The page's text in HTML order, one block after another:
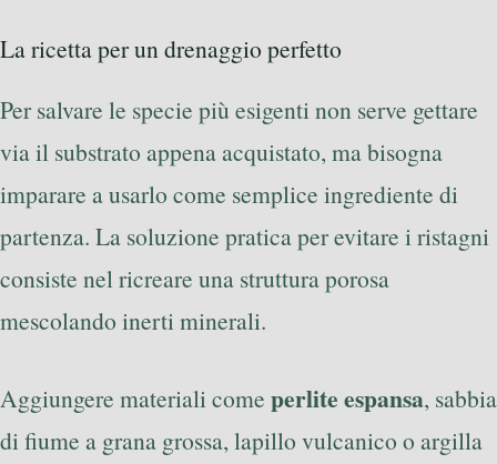
La ricetta per un drenaggio perfetto
Per salvare le specie più esigenti non serve gettare
via il substrato appena acquistato, ma bisogna
imparare a usarlo come semplice ingrediente di
partenza. La soluzione pratica per evitare i ristagni
consiste nel ricreare una struttura porosa
mescolando inerti minerali.
Aggiungere materiali come perlite espansa, sabbia
di fiume a grana grossa, lapillo vulcanico o argilla